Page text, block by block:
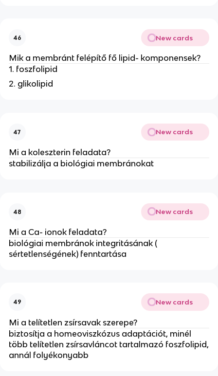
46 New cards
Mik a membránt felépítő fő lipid- komponensek?
1. foszfolipid
2. glikolipid
47 New cards
Mi a koleszterin feladata?
stabilizálja a biológiai membránokat
48 New cards
Mi a Ca- ionok feladata?
biológiai membránok integritásának (
sértetlenségének) fenntartása
49 New cards
Mi a telítetlen zsírsavak szerepe?
biztosítja a homeoviszkózus adaptációt, minél
több telítetlen zsírsavláncot tartalmazó foszfolipid,
annál folyékonyabb